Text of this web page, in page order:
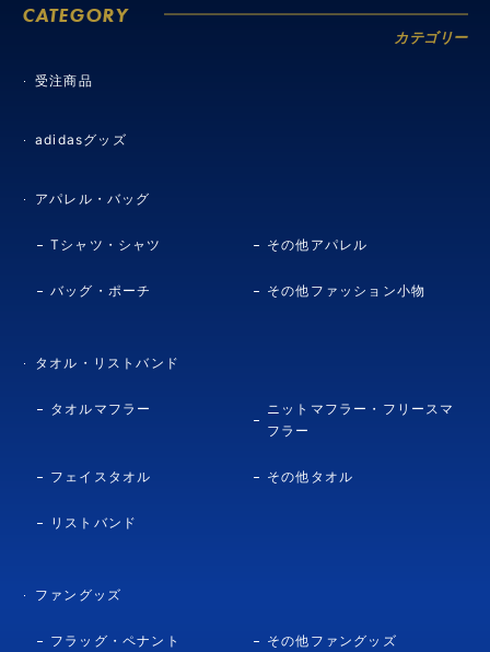
CATEGORY
カテゴリー
受注商品
adidasグッズ
アパレル・バッグ
Tシャツ・シャツ その他アパレル
バッグ・ポーチ その他ファッション小物
タオル・リストバンド
タオルマフラー
ニットマフラー・フリースマ
フラー
フェイスタオル その他タオル
リストバンド
ファングッズ
フラッグ・ペナント その他ファングッズ